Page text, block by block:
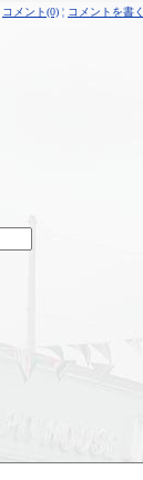
コメント(0) ¦ コメントを書く